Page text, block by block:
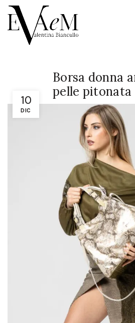
10
DIC
Borsa donna
pelle pitonata